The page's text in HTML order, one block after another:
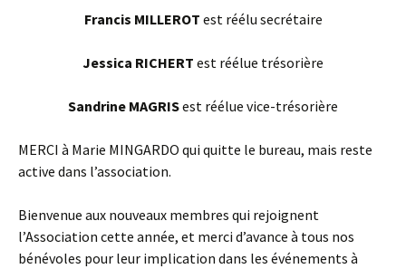
Francis MILLEROT est réélu secrétaire
Jessica RICHERT est réélue trésorière
Sandrine MAGRISest réélue vice-trésorière
MERCI à Marie MINGARDO qui quitte le bureau, mais reste
active dans l’association.
Bienvenue aux nouveaux membres qui rejoignent
l’Association cette année, et merci d’avance à tous nos
bénévoles pour leur implication dans les événements à